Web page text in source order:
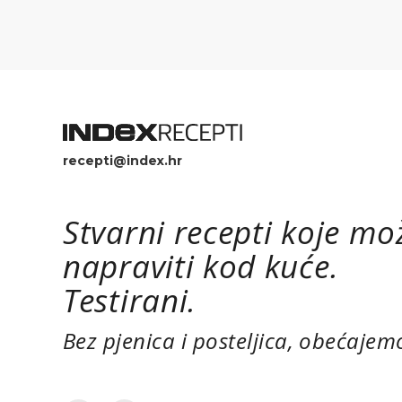
recepti@index.hr
Stvarni recepti koje
napraviti kod kuće.
Testirani.
Bez pjenica i posteljica,